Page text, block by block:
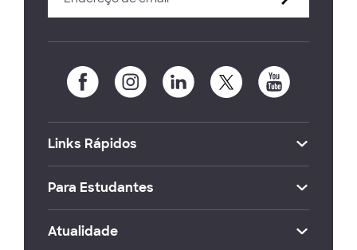
Links Rápidos
Para Estudantes
Atualidade